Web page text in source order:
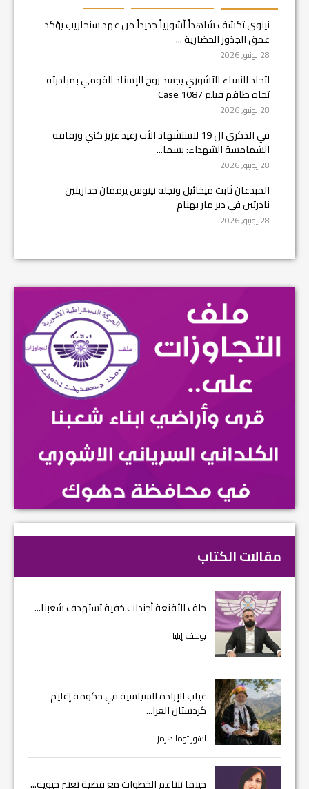
نينوى تكشف شاهداً آشورياً جديداً من عهد سنحاريب يؤكد
عمق الجذور الحضارية ...
28 يونيو, 2026
اتحاد النساء الآشوري يجسد روح الإسناد القومي بمبادرته
تجاه طاقم فيلم Case 1087
28 يونيو, 2026
في الذكرى ال 19 لاستشهاد الأب رغيد عزيز كني ورفاقه
الشمامسة الشهداء: بسما...
28 يونيو, 2026
المبدعان ثابت ميخائيل ونجله نينوس يرممان جداريتين
نادرتين في دير مار بهنام
28 يونيو, 2026
مقالات الكتاب
خلف الأقنعة أجندات خفية تستهدف شعبنا...
يوسف إيليا
غياب الإرادة السياسية في حكومة إقليم
كردستان العرا...
اشور توما هرمز
حينما تتناغم الخطوات مع قضية تعتبر حيوية...